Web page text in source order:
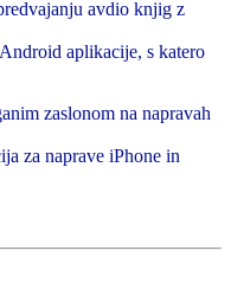
avdio knjig z
aplikacije, s katero
zaslonom na napravah
za naprave iPhone in